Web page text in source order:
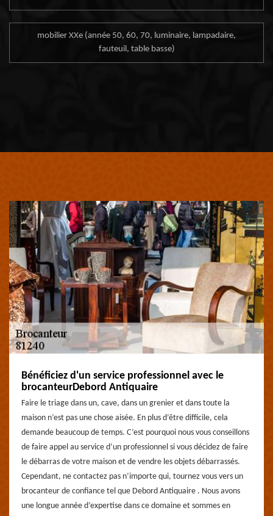
mobilier XXe (année 50, 60, 70, luminaire, lampadaire,
fauteuil, table basse)
Bénéficiez d'un service professionnel avec le
brocanteurDebord Antiquaire
Faire le triage dans un, cave, dans un grenier et dans toute la
maison n’est pas une chose aisée. En plus d’être difficile, cela
demande beaucoup de temps. C’est pourquoi nous vous conseillons
de faire appel au service d’un professionnel si vous décidez de faire
le débarras de votre maison et de vendre les objets débarrassés.
Cependant, ne contactez pas n’importe qui, tournez vous vers un
brocanteur de confiance tel que Debord Antiquaire . Nous avons
une longue année d’expertise dans ce domaine et sommes en